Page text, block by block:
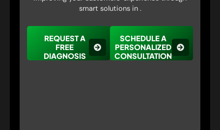
smart solutions in .
REQUEST A
FREE
DIAGNOSIS
SCHEDULE A
PERSONALIZED
CONSULTATION